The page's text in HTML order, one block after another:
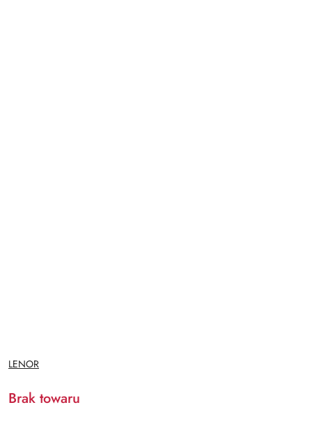
NAZWA
PRODUCENTA:
LENOR
Brak towaru